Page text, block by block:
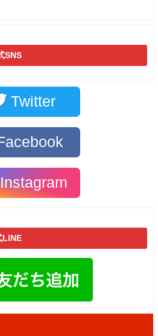
SNS
Twitter
Instagram
LINE